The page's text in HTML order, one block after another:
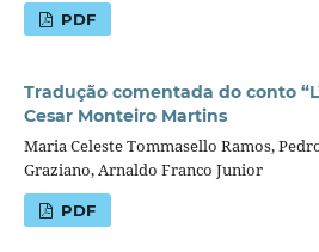
PDF
Tradução comentada do conto
Cesar Monteiro Martins
Maria Celeste Tommasello Ramos,
Graziano, Arnaldo Franco Junior
PDF